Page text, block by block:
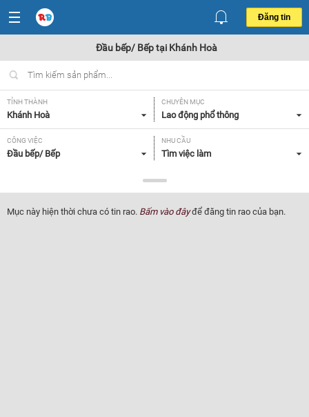
Đăng tin
Đầu bếp/ Bếp tại Khánh Hoà
TỈNH THÀNH
Khánh Hoà
CHUYÊN MỤC
Lao động phổ thông
CÔNG VIỆC
Đầu bếp/ Bếp
NHU CẦU
Tìm việc làm
Tất cả
Mục này hiện thời chưa có tin rao. Bấm vào đâyđể đăng tin rao của bạn.